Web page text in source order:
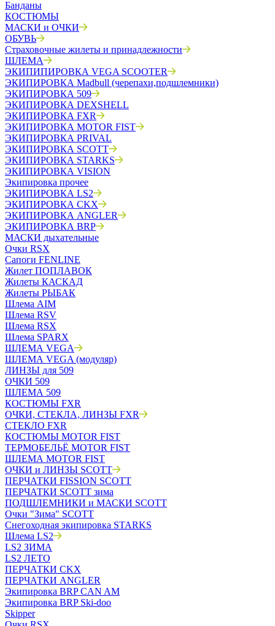
Банданы
КОСТЮМЫ
МАСКИ и ОЧКИ
ОБУВЬ
Страховочные жилеты и принадлежности
ШЛЕМА
ЭКИПИПИРОВКА VEGA SCOOTER
ЭКИПИРОВКА Madbull (черепахи,подшлемники)
ЭКИПИРОВКА 509
ЭКИПИРОВКА DEXSHELL
ЭКИПИРОВКА FXR
ЭКИПИРОВКА MOTOR FIST
ЭКИПИРОВКА PRIVAL
ЭКИПИРОВКА SCOTT
ЭКИПИРОВКА STARKS
ЭКИПИРОВКА VISION
Экипировка прочее
ЭКИПИРОВКА LS2
ЭКИПИРОВКА CKX
ЭКИПИРОВКА ANGLER
ЭКИПИРОВКА BRP
МАСКИ дыхательные
Очки RSX
Сапоги FENLINE
Жилет ПОПЛАВОК
Жилеты КАСКАД
Жилеты РЫБАК
Шлема AIM
Шлема RSV
Шлема RSX
Шлема SPARX
ШЛЕМА VEGA
ШЛЕМА VEGA (модуляр)
ЛИНЗЫ для 509
ОЧКИ 509
ШЛЕМА 509
КОСТЮМЫ FXR
ОЧКИ, СТЕКЛА, ЛИНЗЫ FXR
СТЕКЛО FXR
КОСТЮМЫ MOTOR FIST
ТЕРМОБЕЛЬЁ MOTOR FIST
ШЛЕМА MOTOR FIST
ОЧКИ и ЛИНЗЫ SCOTT
ПЕРЧАТКИ FISSION SCOTT
ПЕРЧАТКИ SCOTT зима
ПОДШЛЕМНИКИ и МАСКИ SCOTT
Очки "Зима" SCOTT
Снегоходная экипировка STARKS
Шлема LS2
LS2 ЗИМА
LS2 ЛЕТО
ПЕРЧАТКИ CKX
ПЕРЧАТКИ ANGLER
Экипировка BRP CAN AM
Экипировка BRP Ski-doo
Skipper